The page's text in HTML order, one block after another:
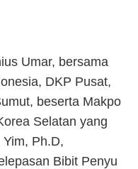
Umar, bersama
DKP Pusat,
beserta Makpo
Selatan yang
Ph.D,
Bibit Penyu